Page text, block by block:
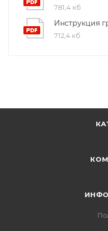
781,4 кб
Инструкция
712,4 кб